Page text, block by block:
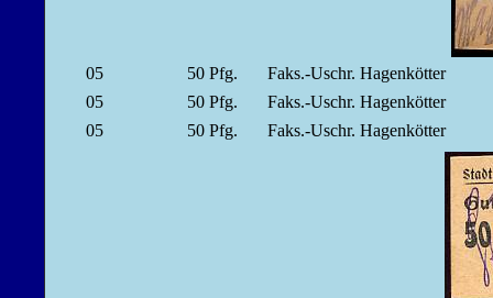
05 50 Pfg.
Faks.-Uschr. Hagenkötter
05
50 Pfg.
Faks.-Uschr. Hagenkötter
05
50 Pfg. Faks.-Uschr. Hagenkötter